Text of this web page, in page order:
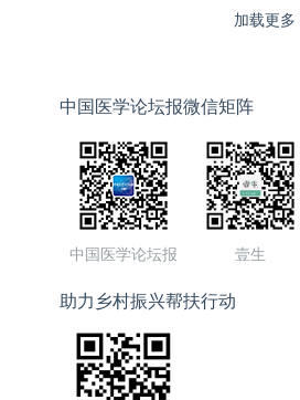
加载更多
中国医学论坛报微信矩阵
中国医学论坛报 壹生
助力乡村振兴帮扶行动